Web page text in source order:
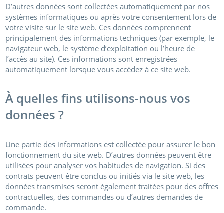
D’autres données sont collectées automatiquement par nos
systèmes informatiques ou après votre consentement lors de
votre visite sur le site web. Ces données comprennent
principalement des informations techniques (par exemple, le
navigateur web, le système d’exploitation ou l’heure de
l’accès au site). Ces informations sont enregistrées
automatiquement lorsque vous accédez à ce site web.
À quelles fins utilisons-nous vos
données ?
Une partie des informations est collectée pour assurer le bon
fonctionnement du site web. D’autres données peuvent être
utilisées pour analyser vos habitudes de navigation. Si des
contrats peuvent être conclus ou initiés via le site web, les
données transmises seront également traitées pour des offres
contractuelles, des commandes ou d’autres demandes de
commande.